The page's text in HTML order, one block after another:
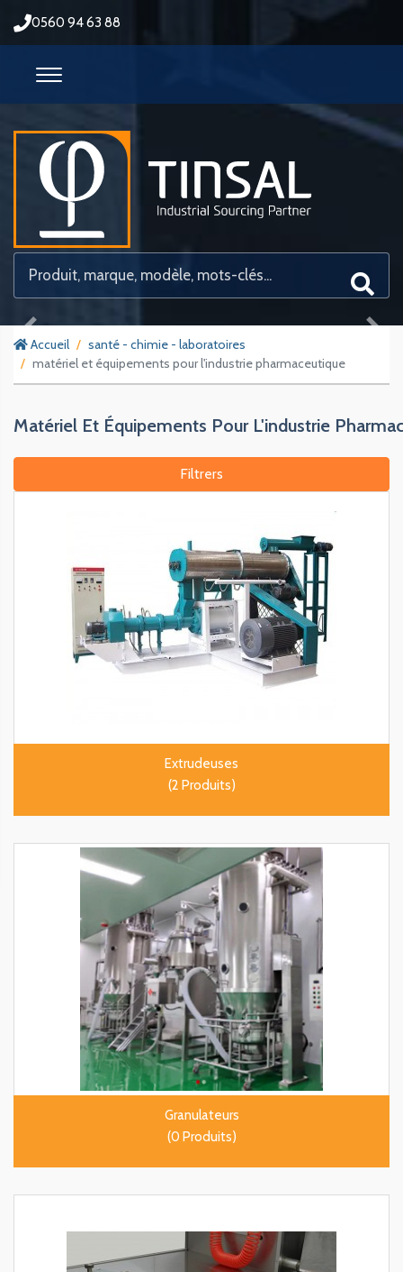
0560 94 63 88
Accueil
santé - chimie - laboratoires
matériel et équipements pour l'industrie pharmaceutique
Matériel Et Équipements Pour L'industrie
Filtrers
Extrudeuses
(2 Produits)
Granulateurs
(0 Produits)